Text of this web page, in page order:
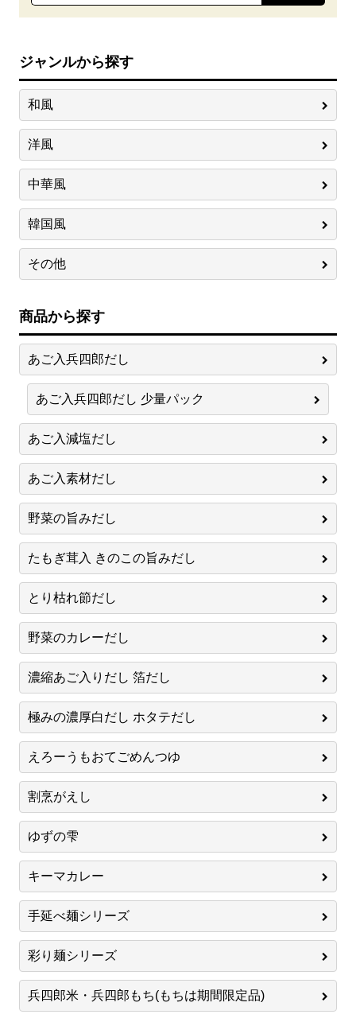
ジャンルから探す
和風
洋風
中華風
韓国風
その他
商品から探す
あご入兵四郎だし
あご入兵四郎だし 少量パック
あご入減塩だし
あご入素材だし
野菜の旨みだし
たもぎ茸入 きのこの旨みだし
とり枯れ節だし
野菜のカレーだし
濃縮あご入りだし 箔だし
極みの濃厚白だし ホタテだし
えろーうもおてごめんつゆ
割烹がえし
ゆずの雫
キーマカレー
手延べ麺シリーズ
彩り麺シリーズ
兵四郎米・兵四郎もち(もちは期間限定品)